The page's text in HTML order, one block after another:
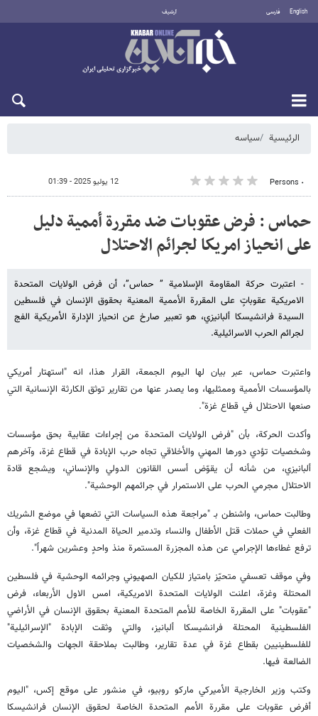
English فارسی أرشيف
الرئيسية سیاسه
٠ Persons 12 يوليو 2025 - 01:39
حماس : فرض عقوبات ضد مقررة أممية دليل
على انحياز امريكا لجرائم الاحتلال
- اعتبرت حركة المقاومة الإسلامية ” حماس”، أن فرض الولايات المتحدة
الامريكية عقوباتٍ على المقررة الأممية المعنية بحقوق الإنسان في فلسطين
السيدة فرانشيسكا ألبانيزي، هو تعبير صارخ عن انحياز الإدارة الأمريكية الفج
لجرائم الحرب الاسرائيلية.
واعتبرت حماس، عبر بيان لها اليوم الجمعة، القرار هذا، انه "استهتار أمريكي
بالمؤسسات الأممية وممثليها، وما يصدر عنها من تقارير توثق الكارثة الإنسانية التي
صنعها الاحتلال في قطاع غزة".
وأكدت الحركة، بأن "فرض الولايات المتحدة من إجراءات عقابية بحق مؤسسات
وشخصيات تؤدي دورها المهني والأخلاقي تجاه حرب الإبادة في قطاع غزة، وآخرهم
ألبانيزي، من شأنه أن يقوّض أسس القانون الدولي والإنساني، ويشجع قادة
الاحتلال مجرمي الحرب على الاستمرار في جرائمهم الوحشية".
وطالبت حماس، واشنطن بـ "مراجعة هذه السياسات التي تضعها في موضع الشريك
الفعلي في حملات قتل الأطفال والنساء وتدمير الحياة المدنية في قطاع غزة، وأن
ترفع غطاءها الإجرامي عن هذه المجزرة المستمرة منذ واحدٍ وعشرين شهراً".
وفي موقف تعسفي متحيّز بامتياز للكيان الصهيوني وجرائمه الوحشية في فلسطين
المحتلة وغزة، اعلنت الولايات المتحدة الامريكية، امس الاول الأربعاء، فرض
"عقوبات" على المقررة الخاصة للأمم المتحدة المعنية بحقوق الإنسان في الأراضي
الفلسطينية المحتلة فرانشيسكا ألبانيز، والتي وثقت الإبادة "الإسرائيلية"
للفلسطينيين بقطاع غزة في عدة تقارير، وطالبت بملاحقة الجهات والشخصيات
الضالعة فيها.
وكتب وزير الخارجية الأميركي ماركو روبيو، في منشور على موقع إكس، "اليوم
أفرض عقوبات على مقررة الأمم المتحدة الخاصة لحقوق الإنسان فرانشيسكا